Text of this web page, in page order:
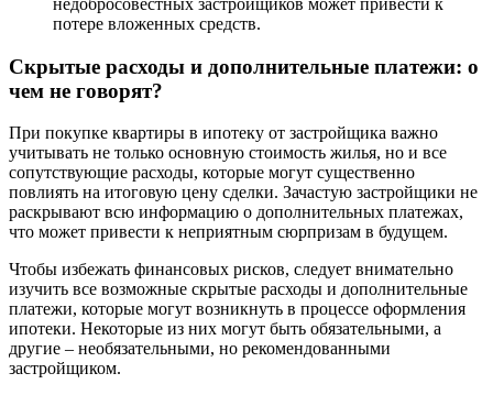
недобросовестных застройщиков может привести к
потере вложенных средств.
Скрытые расходы и дополнительные платежи: о
чем не говорят?
При покупке квартиры в ипотеку от застройщика важно
учитывать не только основную стоимость жилья, но и все
сопутствующие расходы, которые могут существенно
повлиять на итоговую цену сделки. Зачастую застройщики не
раскрывают всю информацию о дополнительных платежах,
что может привести к неприятным сюрпризам в будущем.
Чтобы избежать финансовых рисков, следует внимательно
изучить все возможные скрытые расходы и дополнительные
платежи, которые могут возникнуть в процессе оформления
ипотеки. Некоторые из них могут быть обязательными, а
другие – необязательными, но рекомендованными
застройщиком.